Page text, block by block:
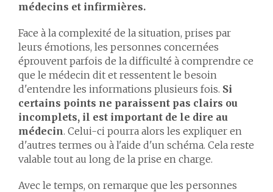
médecins et infirmières.
Face à la complexité de la situation, prises par
leurs émotions, les personnes concernées
éprouvent parfois de la difficulté à comprendre ce
que le médecin dit et ressentent le besoin
d'entendre les informations plusieurs fois. Si
certains points ne paraissent pas clairs ou
incomplets, il est important de le dire au
médecin. Celui-ci pourra alors les expliquer en
d'autres termes ou à l'aide d'un schéma. Cela reste
valable tout au long de la prise en charge.
Avec le temps, on remarque que les personnes